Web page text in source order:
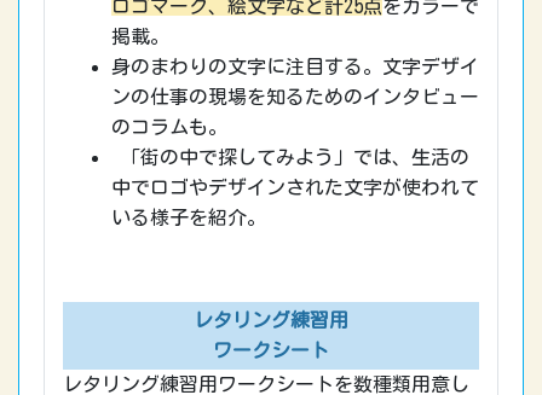
ロゴマーク、絵文字など計25点をカラーで
掲載。
身のまわりの文字に注目する。文字デザイ
ンの仕事の現場を知るためのインタビュー
のコラムも。
「街の中で探してみよう」では、生活の
中でロゴやデザインされた文字が使われて
いる様子を紹介。
レタリング練習用
ワークシート
レタリング練習用ワークシートを数種類用意し